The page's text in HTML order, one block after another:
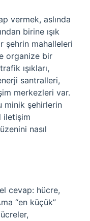
vermek, aslında
birine ışık
şehrin mahalleleri
organize bir
ışıkları,
santralleri,
merkezleri var.
minik şehirlerin
iletişim
nasıl
cevap: hücre,
“en küçük”